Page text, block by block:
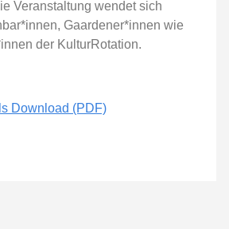
Veranstaltung wendet sich
Gaardener*innen wie
der KulturRotation.
Download (PDF)